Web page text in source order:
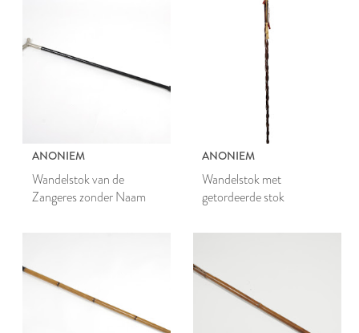
ANONIEM
Wandelstok van de
Zangeres zonder Naam
ANONIEM
Wandelstok met
getordeerde stok